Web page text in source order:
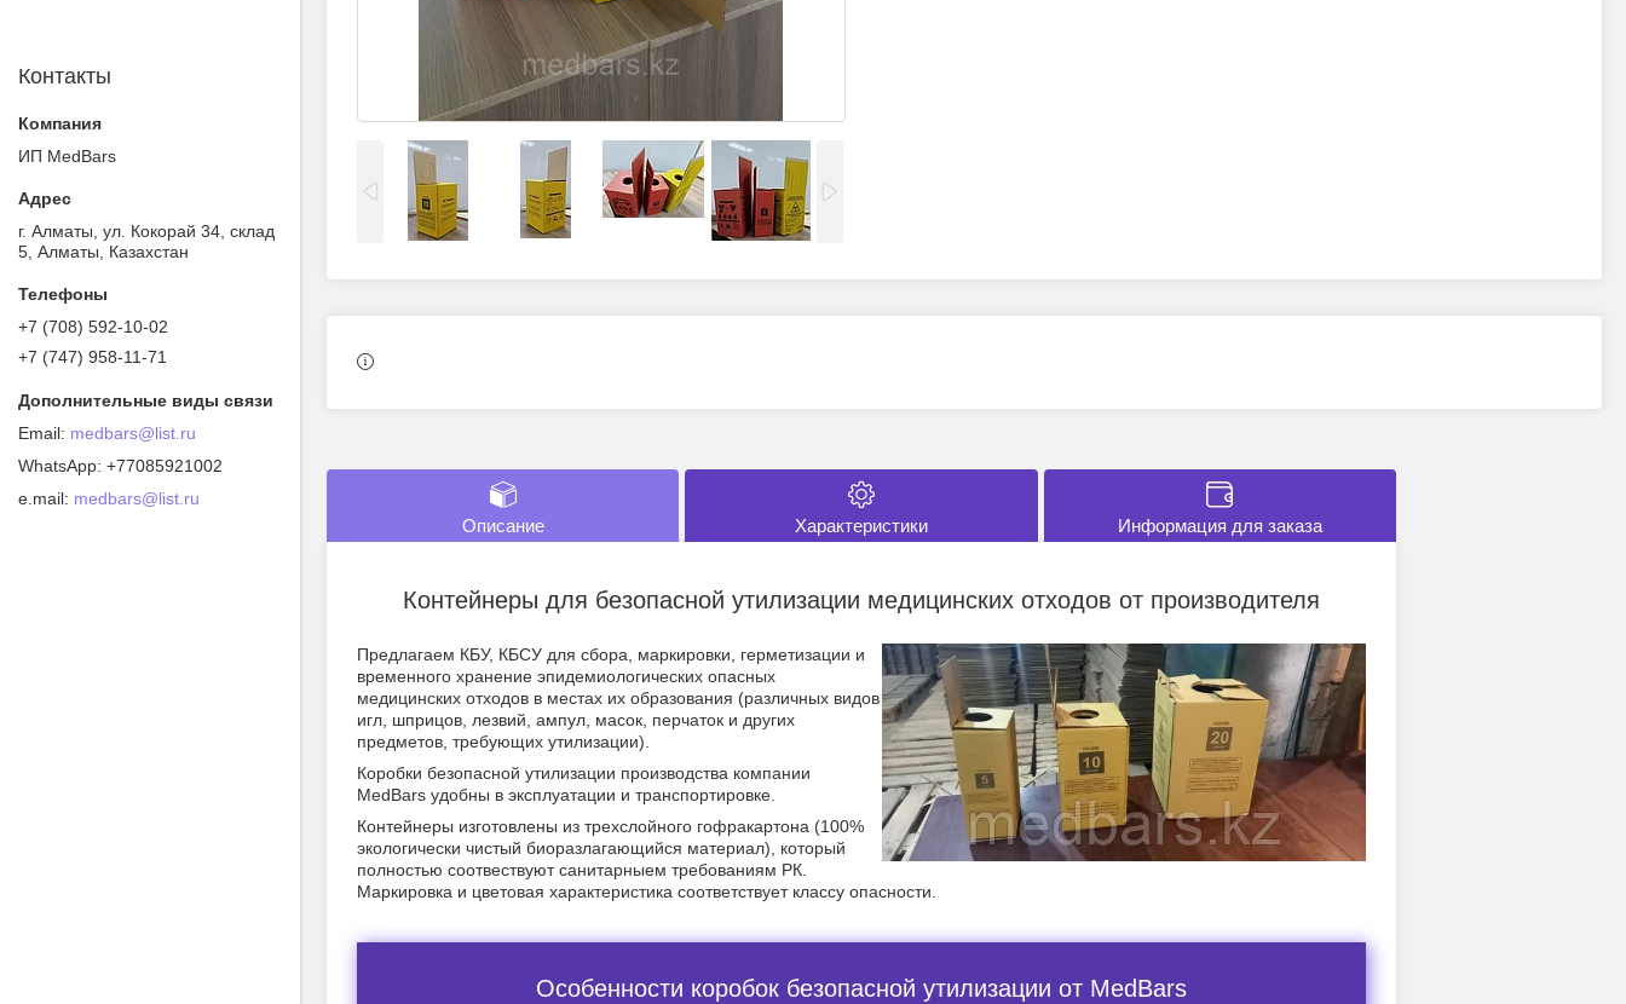
Описание Характеристики Информация для заказа
Контейнеры для безопасной утилизации медицинских отходов от производителя
Предлагаем КБУ, КБСУ для сбора, маркировки, герметизации и
временного хранение эпидемиологических опасных
медицинских отходов в местах их образования (различных видов
игл, шприцов, лезвий, ампул, масок, перчаток и других
предметов, требующих утилизации).
Коробки безопасной утилизации производства компании
MedBars удобны в эксплуатации и транспортировке.
Контейнеры изготовлены из трехслойного гофракартона (100%
экологически чистый биоразлагающийся материал), который
полностью соотвествуют санитарныем требованиям РК.
Маркировка и цветовая характеристика соответствует классу опасности.
Особенности коробок безопасной утилизации от MedBars
Контакты
ИП MedBars
г. Алматы, ул. Кокорай 34, склад
5, Алматы, Казахстан
+7 (708) 592-10-02
+7 (747) 958-11-71
medbars@list.ru
+77085921002
e.mail medbars@list.ru